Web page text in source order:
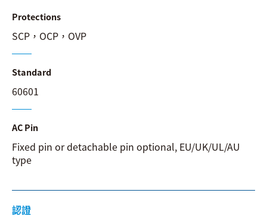
Protections
SCP，OCP，OVP
Standard
60601
AC Pin
Fixed pin or detachable pin optional, EU/UK/UL/AU
type
認證